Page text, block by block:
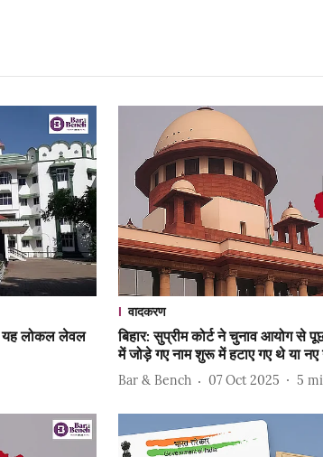
यह लोकल लेवल
वादकरण
बिहार: सुप्रीम कोर्ट ने चुनाव आयोग से
में जोड़े गए नाम शुरू में हटाए गए थे या नए
Bar & Bench 07 Oct 2025 5